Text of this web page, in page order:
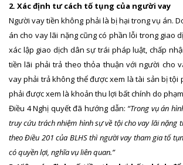
2. Xác định tư cách tố tụng của người vay
Người vay tiền không phải là bị hại trong vụ án.
án cho vay lãi nặng cũng có phần lỗi trong giao
xác lập giao dịch dân sự trái pháp luật, chấp
tiền lãi phải trả theo thỏa thuận với người cho
vay phải trả không thể được xem là tài sản bị tội
phải được xem là khoản thu lợi bất chính do
Điều 4 Nghị quyết đã hướng dẫn: “Trong vụ án
truy cứu trách nhiệm hình sự về tội cho vay lãi nặng
theo Điều 201 của BLHS thì người vay tham gia tố
có quyền lợi, nghĩa vụ liên quan.”